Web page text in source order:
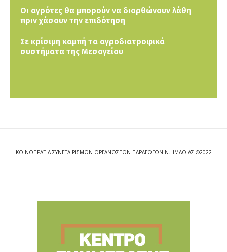
Οι αγρότες θα μπορούν να διορθώνουν λάθη
πριν χάσουν την επιδότηση
Σε κρίσιμη καμπή τα αγροδιατροφικά
συστήματα της Μεσογείου
ΚΟΙΝΟΠΡΑΞΙΑ ΣΥΝΕΤΑΙΡΙΣΜΩΝ ΟΡΓΑΝΩΣΕΩΝ ΠΑΡΑΓΩΓΩΝ Ν.ΗΜΑΘΙΑΣ ©2022